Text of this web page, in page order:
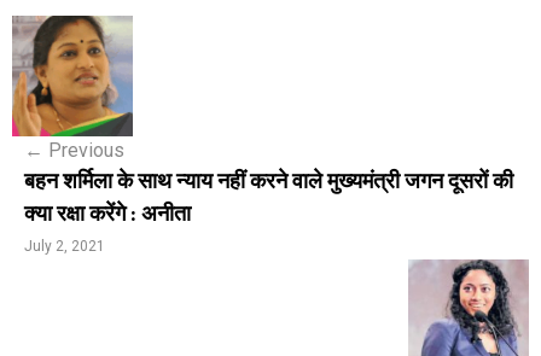
P
o
s
n
a
← Previous
बहन शर्मिला के साथ न्याय नहीं करने वाले मुख्यमंत्री जगन दूसरों की
क्या रक्षा करेंगे : अनीता
July 2, 2021